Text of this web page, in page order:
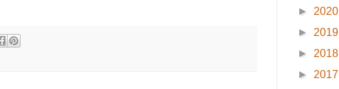
► 2020
► 2019
► 2018
► 2017